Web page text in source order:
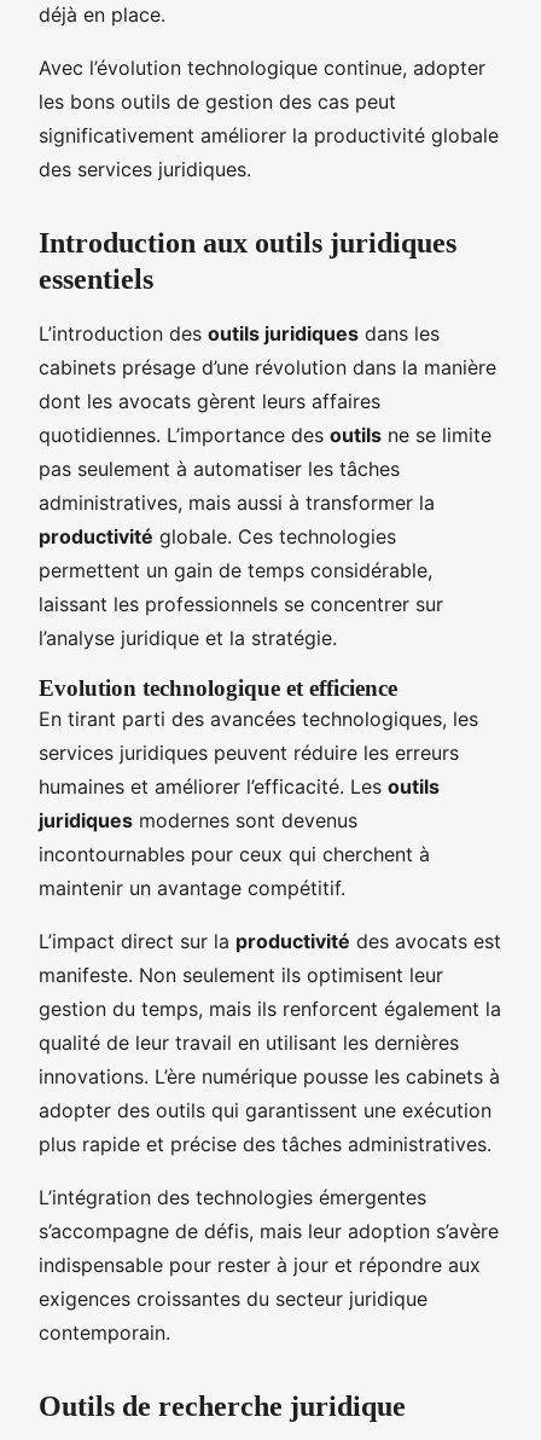
déjà en place.
Avec l’évolution technologique continue, adopter
les bons outils de gestion des cas peut
significativement améliorer la productivité globale
des services juridiques.
Introduction aux outils juridiques
essentiels
L’introduction des outils juridiques dans les
cabinets présage d’une révolution dans la manière
dont les avocats gèrent leurs affaires
quotidiennes. L’importance des outils ne se limite
pas seulement à automatiser les tâches
administratives, mais aussi à transformer la
productivité globale. Ces technologies
permettent un gain de temps considérable,
laissant les professionnels se concentrer sur
l’analyse juridique et la stratégie.
Evolution technologique et efficience
En tirant parti des avancées technologiques, les
services juridiques peuvent réduire les erreurs
humaines et améliorer l’efficacité. Les outils
juridiques modernes sont devenus
incontournables pour ceux qui cherchent à
maintenir un avantage compétitif.
L’impact direct sur la productivité des avocats est
manifeste. Non seulement ils optimisent leur
gestion du temps, mais ils renforcent également la
qualité de leur travail en utilisant les dernières
innovations. L’ère numérique pousse les cabinets à
adopter des outils qui garantissent une exécution
plus rapide et précise des tâches administratives.
L’intégration des technologies émergentes
s’accompagne de défis, mais leur adoption s’avère
indispensable pour rester à jour et répondre aux
exigences croissantes du secteur juridique
contemporain.
Outils de recherche juridique